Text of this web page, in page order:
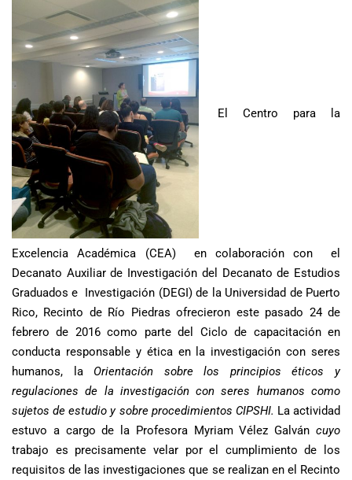
El Centro para la
Excelencia Académica (CEA) en colaboración con el
Decanato Auxiliar de Investigación del Decanato de Estudios
Graduados e Investigación (DEGI) de la Universidad de Puerto
Rico, Recinto de Río Piedras ofrecieron este pasado 24 de
febrero de 2016 como parte del Ciclo de capacitación en
conducta responsable y ética en la investigación con seres
humanos, la Orientación sobre los principios éticos y
regulaciones de la investigación con seres humanos como
sujetos de estudio y sobre procedimientos CIPSHI. La actividad
estuvo a cargo de la Profesora Myriam Vélez Galván cuyo
trabajo es precisamente velar por el cumplimiento de los
requisitos de las investigaciones que se realizan en el Recinto